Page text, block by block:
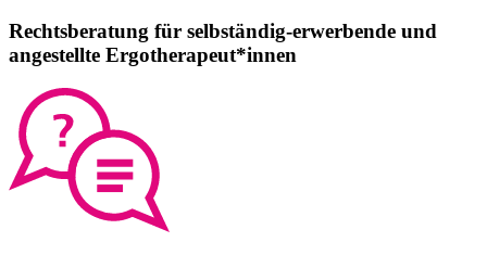
Rechtsberatung für selbständig-erwerbende und
angestellte Ergotherapeut*innen